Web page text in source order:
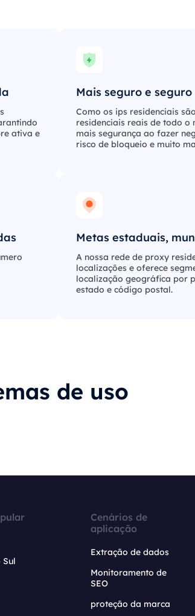
ativa e
Mais seguro e seguro
Como os ips residenciais
residenciais reais de todo o
mais segurança ao fazer
risco de bloqueio e muito
Metas estaduais,
A nossa rede de proxy
localizações e oferece
localização geográfica por
estado e código postal.
de uso
Cenários de
aplicação
Extração de dados
Monitoramento de
SEO
proteção da marca